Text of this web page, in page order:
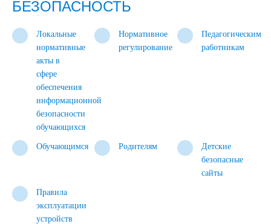
БЕЗОПАСНОСТЬ
Локальные
нормативные
акты в
сфере
обеспечения
информационной
безопасности
обучающихся
Нормативное
регулирование
Педагогическим
работникам
Обучающимся Родителям
Детские
безопасные
сайты
Правила
эксплуатации
устройств